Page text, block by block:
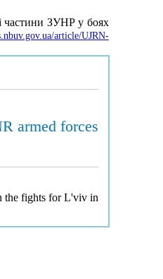
частини ЗУНР у боях
article/UJRN-
armed forces
the fights for L'viv in